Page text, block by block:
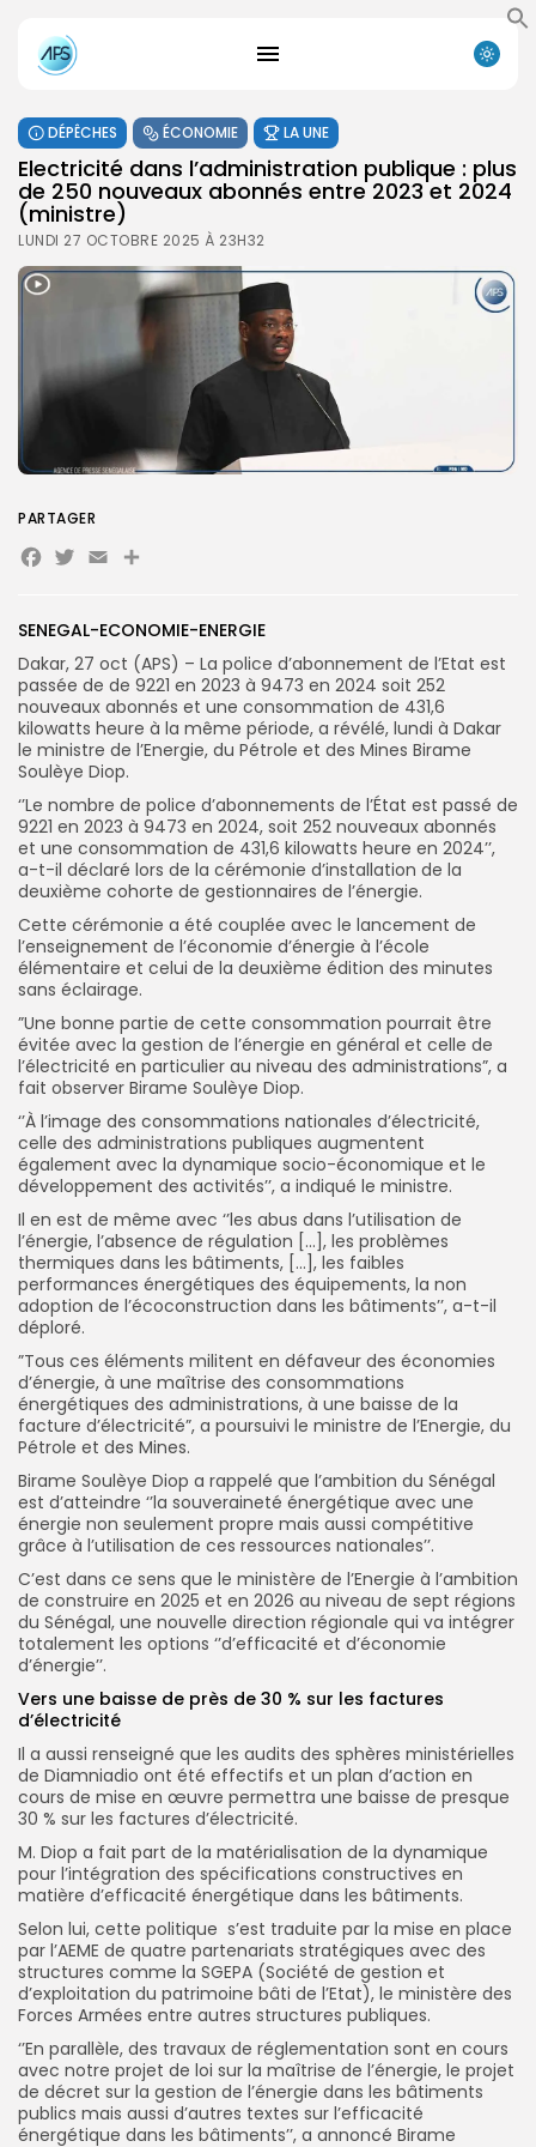
Search
for:
Search
Button
FR
DÉPÊCHES ÉCONOMIE LA UNE
Electricité dans l’administration publique : plus
de 250 nouveaux abonnés entre 2023 et 2024
(ministre)
LUNDI 27 OCTOBRE 2025 À 23H32
SENEGAL-ECONOMIE-ENERGIE
Dakar, 27 oct (APS) – La police d’abonnement de l’Etat est
passée de de 9221 en 2023 à 9473 en 2024 soit 252
nouveaux abonnés et une consommation de 431,6
kilowatts heure à la même période, a révélé, lundi à Dakar
le ministre de l’Energie, du Pétrole et des Mines Birame
Soulèye Diop.
‘’Le nombre de police d’abonnements de l’État est passé de
9221 en 2023 à 9473 en 2024, soit 252 nouveaux abonnés
et une consommation de 431,6 kilowatts heure en 2024’’,
a-t-il déclaré lors de la cérémonie d’installation de la
deuxième cohorte de gestionnaires de l’énergie.
Cette cérémonie a été couplée avec le lancement de
l’enseignement de l’économie d’énergie à l’école
élémentaire et celui de la deuxième édition des minutes
sans éclairage.
”Une bonne partie de cette consommation pourrait être
évitée avec la gestion de l’énergie en général et celle de
l’électricité en particulier au niveau des administrations”, a
fait observer Birame Soulèye Diop.
‘’À l’image des consommations nationales d’électricité,
celle des administrations publiques augmentent
également avec la dynamique socio-économique et le
développement des activités’’, a indiqué le ministre.
Il en est de même avec ‘’les abus dans l’utilisation de
l’énergie, l’absence de régulation […], les problèmes
thermiques dans les bâtiments, […], les faibles
performances énergétiques des équipements, la non
adoption de l’écoconstruction dans les bâtiments’’, a-t-il
déploré.
”Tous ces éléments militent en défaveur des économies
d’énergie, à une maîtrise des consommations
énergétiques des administrations, à une baisse de la
facture d’électricité”, a poursuivi le ministre de l’Energie, du
Pétrole et des Mines.
Birame Soulèye Diop a rappelé que l’ambition du Sénégal
est d’atteindre ‘’la souveraineté énergétique avec une
énergie non seulement propre mais aussi compétitive
grâce à l’utilisation de ces ressources nationales’’.
C’est dans ce sens que le ministère de l’Energie à l’ambition
de construire en 2025 et en 2026 au niveau de sept régions
du Sénégal, une nouvelle direction régionale qui va intégrer
totalement les options ‘’d’efficacité et d’économie
d’énergie’’.
Vers une baisse de près de 30 % sur les factures
d’électricité
Il a aussi renseigné que les audits des sphères ministérielles
de Diamniadio ont été effectifs et un plan d’action en
cours de mise en œuvre permettra une baisse de presque
30 % sur les factures d’électricité.
M. Diop a fait part de la matérialisation de la dynamique
pour l’intégration des spécifications constructives en
matière d’efficacité énergétique dans les bâtiments.
Selon lui, cette politique s’est traduite par la mise en place
par l’AEME de quatre partenariats stratégiques avec des
structures comme la SGEPA (Société de gestion et
d’exploitation du patrimoine bâti de l’Etat), le ministère des
Forces Armées entre autres structures publiques.
‘’En parallèle, des travaux de réglementation sont en cours
avec notre projet de loi sur la maîtrise de l’énergie, le projet
de décret sur la gestion de l’énergie dans les bâtiments
publics mais aussi d’autres textes sur l’efficacité
énergétique dans les bâtiments’’, a annoncé Birame
PARTAGER
Facebook
Twitter
EmailPartager